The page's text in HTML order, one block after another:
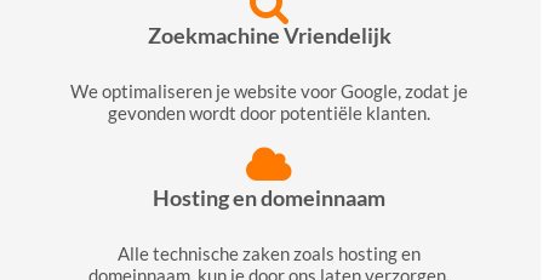
Zoekmachine Vriendelijk
We optimaliseren je website voor Google, zodat je
gevonden wordt door potentiële klanten.
Hosting en domeinnaam
Alle technische zaken zoals hosting en
domeinnaam, kun je door ons laten verzorgen.